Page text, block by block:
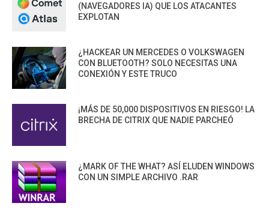
(NAVEGADORES IA) QUE LOS ATACANTES
EXPLOTAN
¿HACKEAR UN MERCEDES O VOLKSWAGEN
CON BLUETOOTH? SOLO NECESITAS UNA
CONEXIÓN Y ESTE TRUCO
¡MÁS DE 50,000 DISPOSITIVOS EN RIESGO! LA
BRECHA DE CITRIX QUE NADIE PARCHEÓ
¿MARK OF THE WHAT? ASÍ ELUDEN WINDOWS
CON UN SIMPLE ARCHIVO .RAR